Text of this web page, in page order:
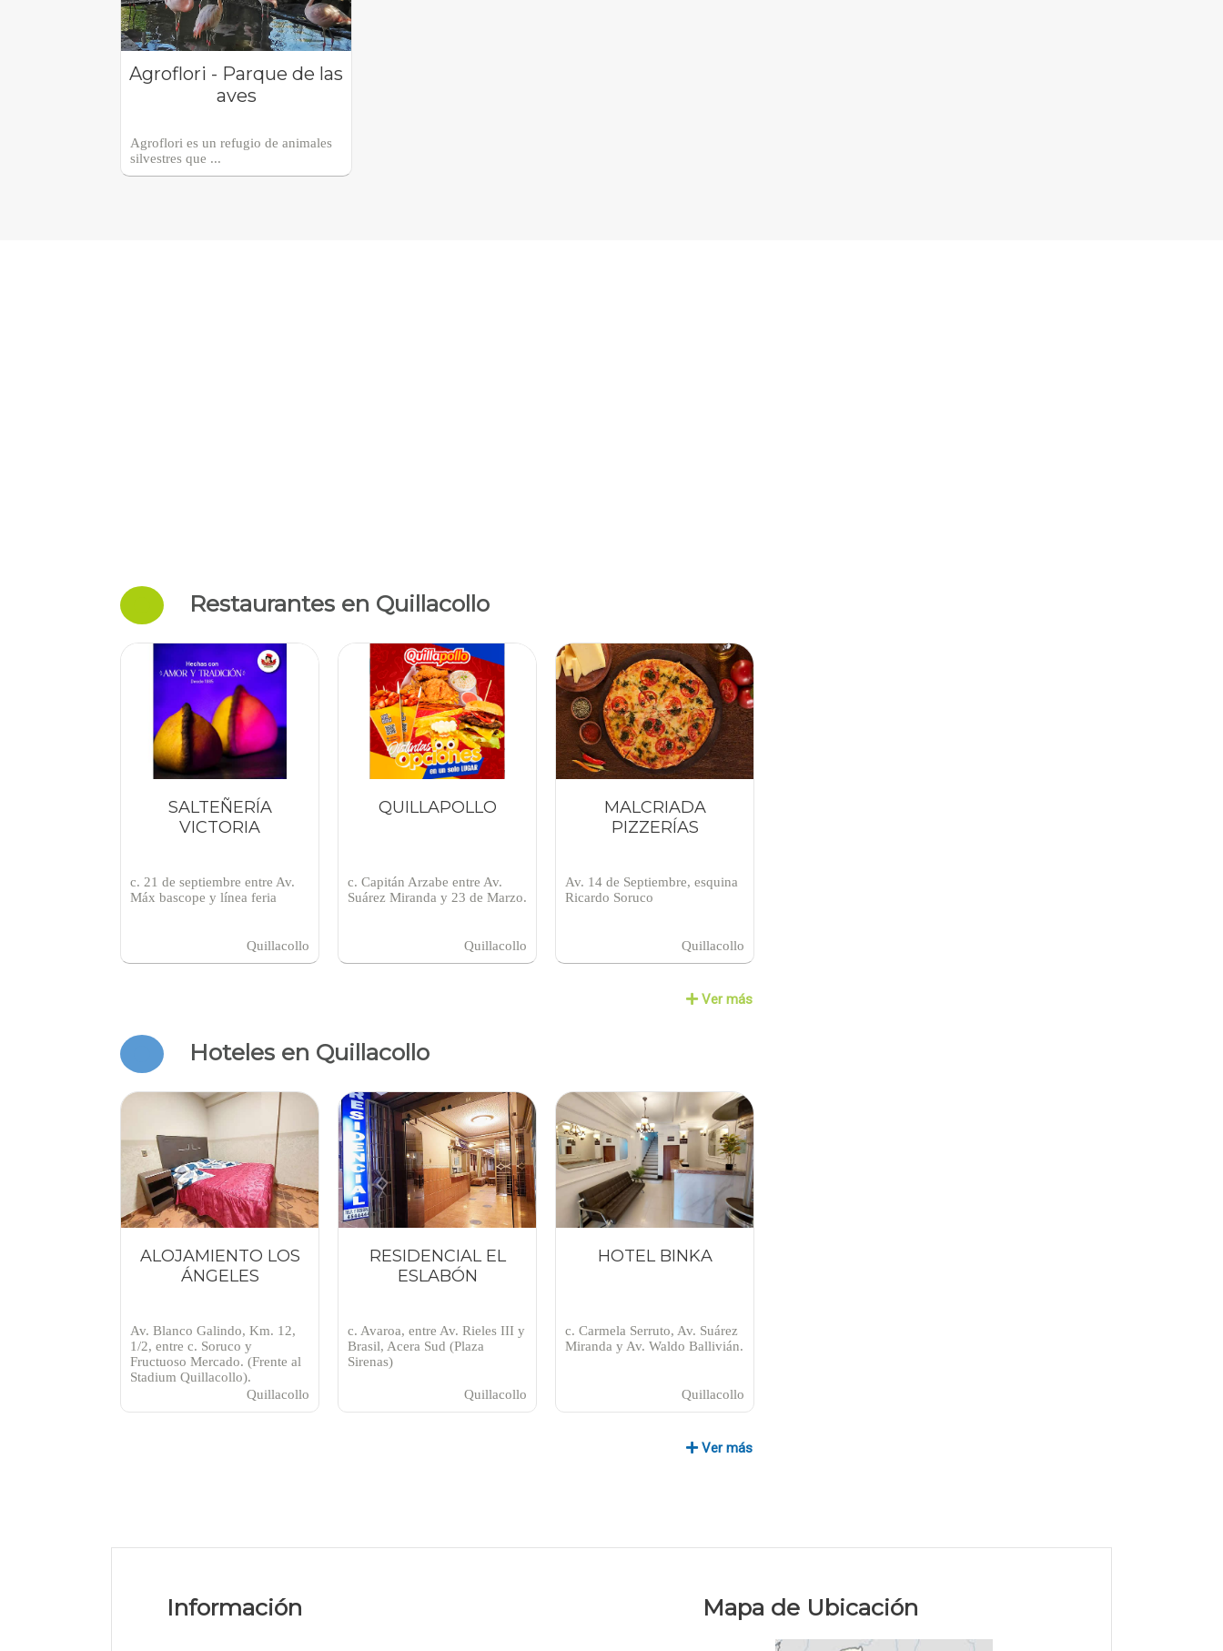
Agroflori - Parque de las
aves
Agroflori es un refugio de animales
silvestres que ...
Restaurantes en Quillacollo
SALTEÑERÍA
VICTORIA
c. 21 de septiembre entre Av.
Máx bascope y línea feria
Quillacollo
QUILLAPOLLO
c. Capitán Arzabe entre Av.
Suárez Miranda y 23 de Marzo.
Quillacollo
MALCRIADA
PIZZERÍAS
Av. 14 de Septiembre, esquina
Ricardo Soruco
Quillacollo
Ver más
Hoteles en Quillacollo
ALOJAMIENTO LOS
ÁNGELES
Av. Blanco Galindo, Km. 12,
1/2, entre c. Soruco y
Fructuoso Mercado. (Frente al
Stadium Quillacollo).
Quillacollo
RESIDENCIAL EL
ESLABÓN
c. Avaroa, entre Av. Rieles III y
Brasil, Acera Sud (Plaza
Sirenas)
Quillacollo
HOTEL BINKA
c. Carmela Serruto, Av. Suárez
Miranda y Av. Waldo Ballivián.
Quillacollo
Ver más
Información Mapa de Ubicación